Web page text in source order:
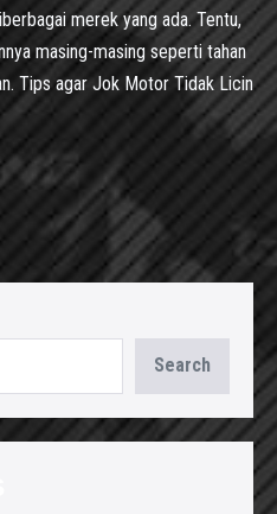
merek yang ada. Tentu,
masing-masing seperti tahan
Tips agar Jok Motor Tidak Licin
Search